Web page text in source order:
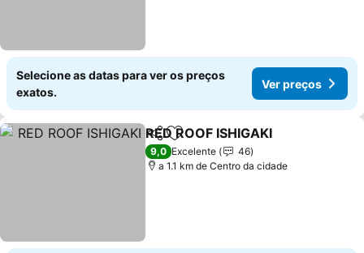
Selecione as datas para ver os preços
exatos.
Ver preços
PartilharAdicionar aos favoritos
RED ROOF ISHIGAKI
9,0 Excelente
46
a 1.1 km de Centro da cidade